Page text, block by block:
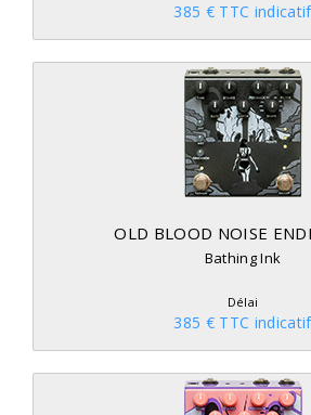
385 € TTC indicatif
OLD BLOOD NOISE
Bathing Ink
Délai
385 € TTC indicatif